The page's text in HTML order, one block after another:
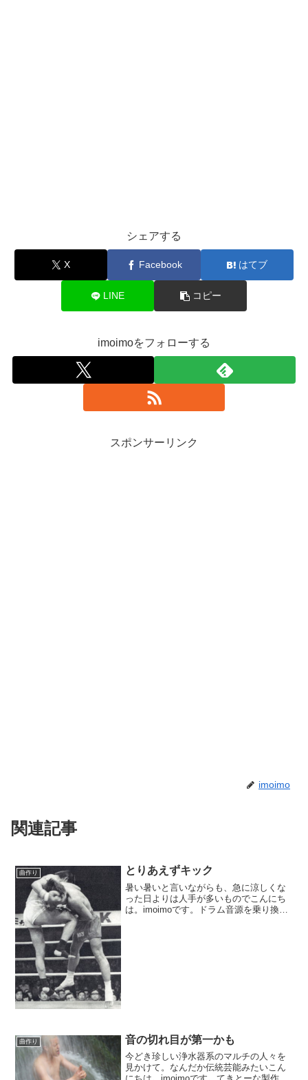
シェアする
X Facebook はてブ
LINE コピー
imoimoをフォローする
スポンサーリンク
imoimo
関連記事
曲作り とりあえずキック
暑い暑いと言いながらも、急に涼しくな
った日よりは人手が多いものでこんにち
は。imoimoです。ドラム音源を乗り換え
曲作り 音の切れ目が第一かも
今どき珍しい浄水器系のマルチの人々を
見かけて。なんだか伝統芸能みたいこん